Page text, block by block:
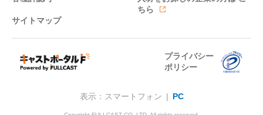
ちら
サイトマップ
プライバシー
ポリシー
表示：スマートフォン | PC